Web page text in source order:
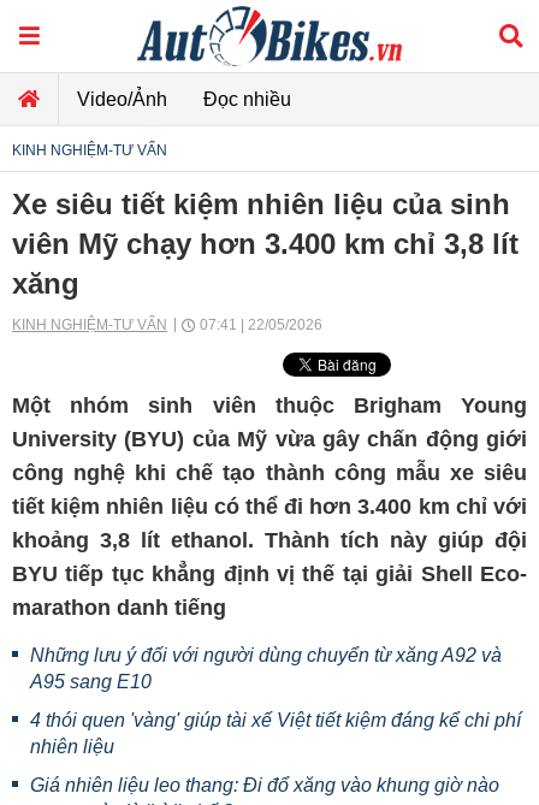
Video/Ảnh Đọc nhiều
KINH NGHIỆM-TƯ VẤN
Xe siêu tiết kiệm nhiên liệu của sinh
viên Mỹ chạy hơn 3.400 km chỉ 3,8 lít
xăng
KINH NGHIỆM-TƯ VẤN 07:41 | 22/05/2026
Một nhóm sinh viên thuộc Brigham Young
University (BYU) của Mỹ vừa gây chấn động giới
công nghệ khi chế tạo thành công mẫu xe siêu
tiết kiệm nhiên liệu có thể đi hơn 3.400 km chỉ với
khoảng 3,8 lít ethanol. Thành tích này giúp đội
BYU tiếp tục khẳng định vị thế tại giải Shell Eco-
marathon danh tiếng
Những lưu ý đối với người dùng chuyển từ xăng A92 và
A95 sang E10
4 thói quen 'vàng' giúp tài xế Việt tiết kiệm đáng kể chi phí
nhiên liệu
Giá nhiên liệu leo thang: Đi đổ xăng vào khung giờ nào